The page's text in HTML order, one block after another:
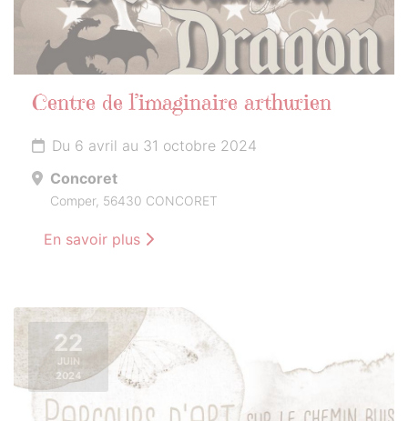
Centre de l’imaginaire arthurien
Du 6 avril au 31 octobre 2024
Concoret
Comper, 56430 CONCORET
En savoir plus
22
JUIN
2024